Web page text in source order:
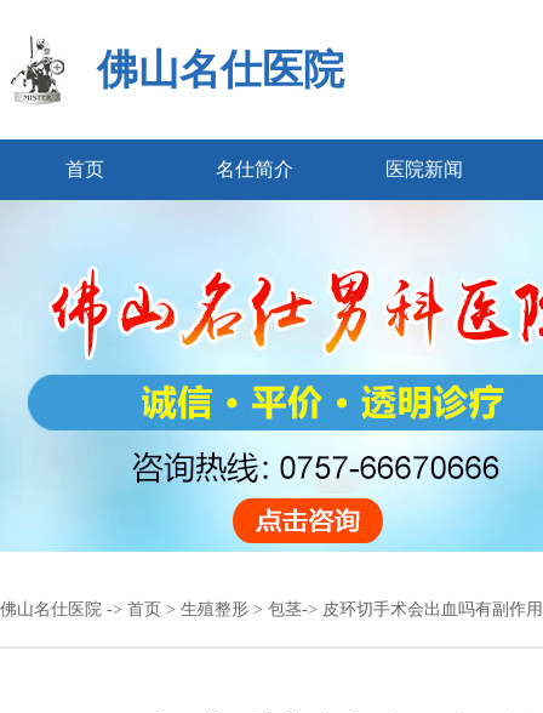
佛山名仕医院
首页 名仕简介 医院新闻
佛山名仕医院 -> 首页 > 生殖整形 > 包茎-> 皮环切手术会出血吗有副作